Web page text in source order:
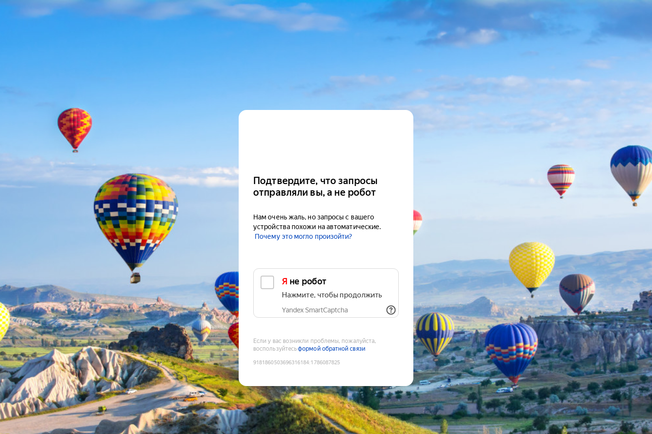
Подтвердите, что запросы
отправляли вы, а не робот
Нам очень жаль, но запросы с вашего
устройства похожи на автоматические.
Почему это могло произойти?
Я не робот
Нажмите, чтобы продолжить
Yandex SmartCaptcha
Если у вас возникли проблемы, пожалуйста,
воспользуйтесьформой обратной связи
9181860503696316184:1786087825